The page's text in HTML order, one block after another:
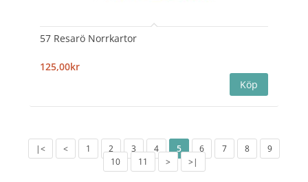
57 Resarö Norrkartor
125,00kr
|< < 1 2 3 4 5 6 7 8
9
10
11 > >|